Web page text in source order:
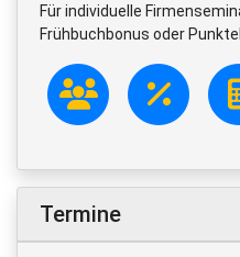
Für individuelle
Frühbuchbonus oder
Termine